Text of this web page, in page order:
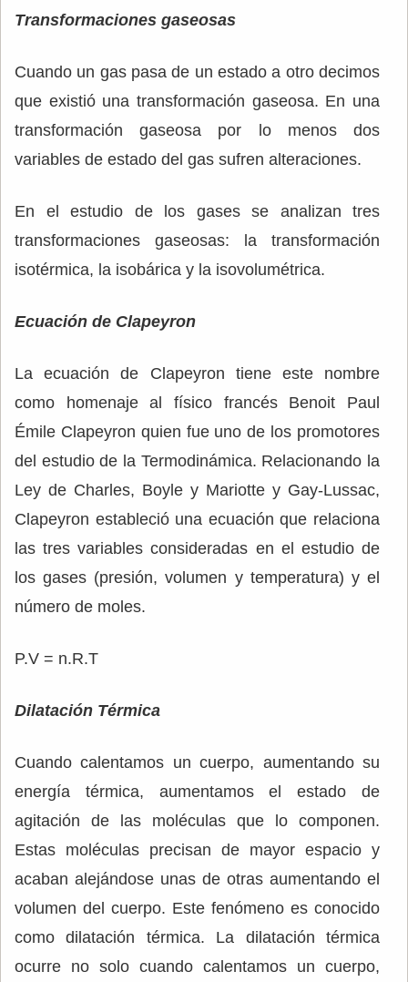
Transformaciones gaseosas
Cuando un gas pasa de un estado a otro decimos
que existió una transformación gaseosa. En una
transformación gaseosa por lo menos dos
variables de estado del gas sufren alteraciones.
En el estudio de los gases se analizan tres
transformaciones gaseosas: la transformación
isotérmica, la isobárica y la isovolumétrica.
Ecuación de Clapeyron
La ecuación de Clapeyron tiene este nombre
como homenaje al físico francés Benoit Paul
Émile Clapeyron quien fue uno de los promotores
del estudio de la Termodinámica. Relacionando la
Ley de Charles, Boyle y Mariotte y Gay-Lussac,
Clapeyron estableció una ecuación que relaciona
las tres variables consideradas en el estudio de
los gases (presión, volumen y temperatura) y el
número de moles.
P.V = n.R.T
Dilatación Térmica
Cuando calentamos un cuerpo, aumentando su
energía térmica, aumentamos el estado de
agitación de las moléculas que lo componen.
Estas moléculas precisan de mayor espacio y
acaban alejándose unas de otras aumentando el
volumen del cuerpo. Este fenómeno es conocido
como dilatación térmica. La dilatación térmica
ocurre no solo cuando calentamos un cuerpo,